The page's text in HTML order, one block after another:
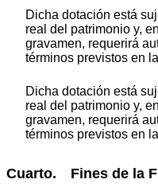
Dicha dotación está
real del patrimonio y,
gravamen, requerirá
términos previstos en
Dicha dotación está
real del patrimonio y,
gravamen, requerirá
términos previstos en
Cuarto. Fines de la